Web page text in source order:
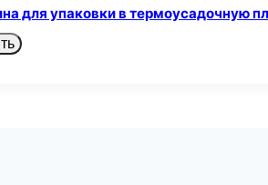
для упаковки в термоусадочную